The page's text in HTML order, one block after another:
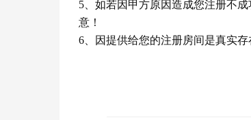
5 、如若因甲方原因造成您注册不
意！
6 、因提供给您的注册房间是真实